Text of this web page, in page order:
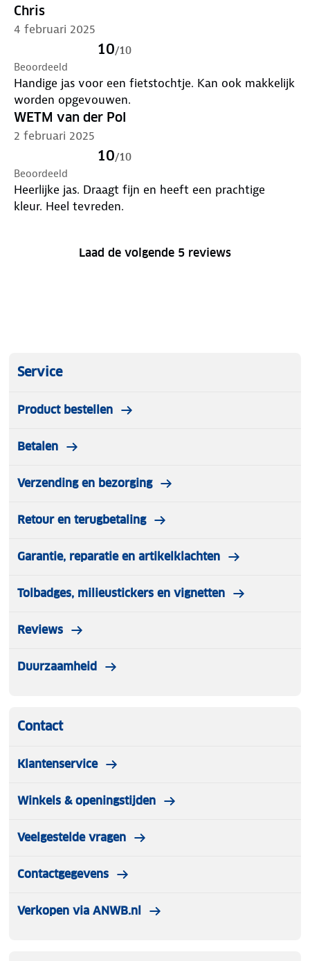
Chris
4 februari 2025
10/10
Beoordeeld
Handige jas voor een fietstochtje. Kan ook makkelijk
worden opgevouwen.
WETM van der Pol
2 februari 2025
10/10
Beoordeeld
Heerlijke jas. Draagt fijn en heeft een prachtige
kleur. Heel tevreden.
Laad de volgende 5 reviews
Service
Product bestellen
Betalen
Verzending en bezorging
Retour en terugbetaling
Garantie, reparatie en artikelklachten
Tolbadges, milieustickers en vignetten
Reviews
Duurzaamheid
Contact
Klantenservice
Winkels & openingstijden
Veelgestelde vragen
Contactgegevens
Verkopen via ANWB.nl